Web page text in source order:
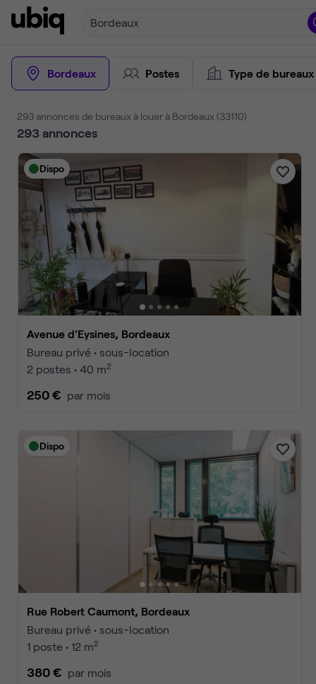
Bordeaux
Bordeaux Type de bureaux
293 annonces de bureaux à louer à Bordeaux (33110)
293 annonces